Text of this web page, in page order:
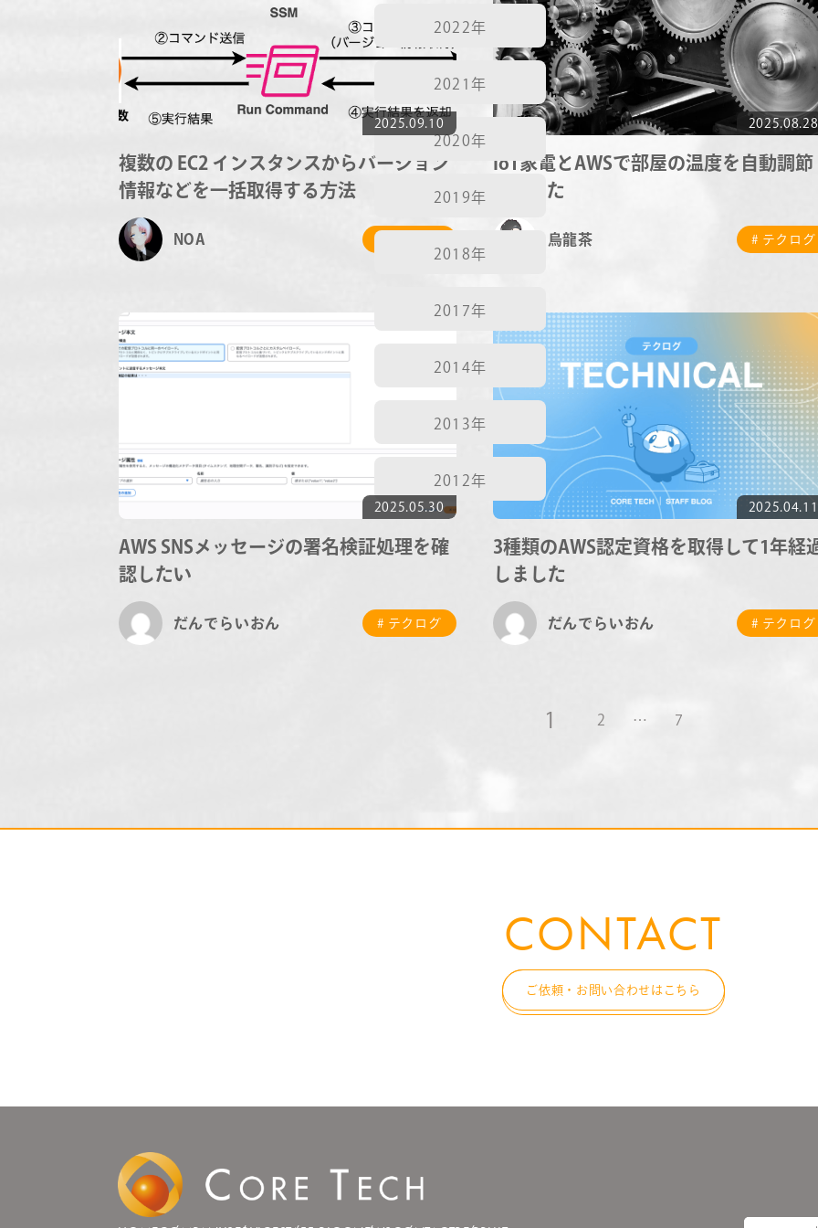
2025.09.10
複数の EC2 インスタンスからバージョン
情報などを一括取得する方法
NOA
2025.08.28
IoT家電とAWSで部屋の温度を自動調節
してみた
烏龍茶 # テクログ
2025.05.30
AWS SNSメッセージの署名検証処理を確
認したい
だんでらいおん # テクログ
2025.04.11
3種類のAWS認定資格を取得して1年経
しました
だんでらいおん # テクログ
1 2 … 7
2022年
2021年
2020年
2019年
2018年
2017年
2014年
2013年
2012年
CONTACT
ご依頼・お問い合わせはこちら